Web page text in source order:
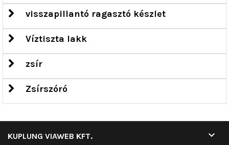
visszapillantó ragasztó készlet
Víztiszta lakk
zsír
Zsírszóró
KUPLUNG VIAWEB KFT. 